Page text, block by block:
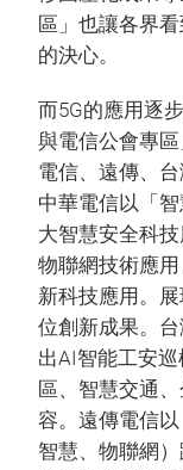
區」也讓各界
的決心。
而5G的應用逐
與電信公會專
電信、遠傳、
中華電信以「
大智慧安全科
物聯網技術應
新科技應用。
位創新成果。
出AI智能工安
區、智慧交通
容。遠傳電信
智慧、物聯網